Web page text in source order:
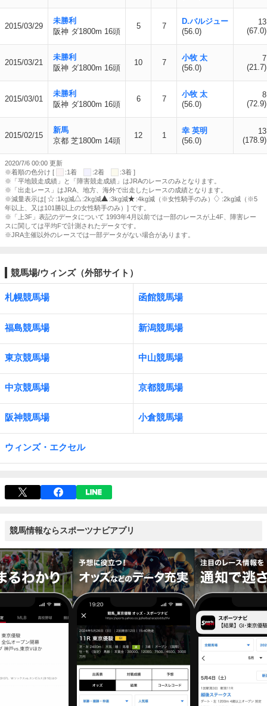
2015/03/29
未勝利
阪神 ダ1800m 16頭
5 7
D.バルジュー
(56.0)
13
(67.0)
2015/03/21
未勝利
阪神 ダ1800m 16頭
10 7
小牧 太
(56.0)
7
(21.7)
2015/03/01
未勝利
阪神 ダ1800m 16頭
6 7
小牧 太
(56.0)
8
(72.9)
2015/02/15
新馬
京都 芝1800m 14頭
12 1
幸 英明
(56.0)
13
(178.9)
2020/7/6 00:00 更新
※着順の色分け [
:1着 :2着
:3着 ]
※「平地競走成績」と「障害競走成績」はJRAのレースのみとなります。
※「出走レース」はJRA、地方、海外で出走したレースの成績となります。
※減量表示は[
:1kg減 :2kg減 :3kg減 :4kg減（※女性騎手のみ）
:2kg減（※5
年以上、又は101勝以上の女性騎手のみ）] です。
※「上3F」表記のデータについて 1993年4月以前では一部のレースが上4F、障害レー
スに関しては平均Fで計測されたデータです。
※JRA主催以外のレースでは一部データがない場合があります。
競馬場/ウィンズ（外部サイト）
札幌競馬場 函館競馬場
福島競馬場 新潟競馬場
東京競馬場 中山競馬場
中京競馬場 京都競馬場
阪神競馬場 小倉競馬場
ウィンズ・エクセル
競馬情報ならスポーツナビアプリ